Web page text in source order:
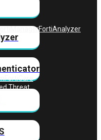
FortiManagerFortiAnalyzer
FortiCare
Threat